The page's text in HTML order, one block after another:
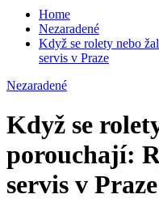
Home
Nezaradené
Když se rolety nebo
servis v Praze
Nezaradené
Když se
porouchají:
servis v Praze